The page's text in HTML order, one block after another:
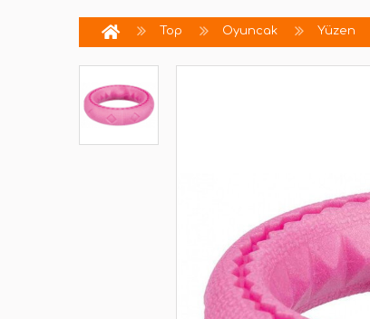
Top Oyuncak Yüzen